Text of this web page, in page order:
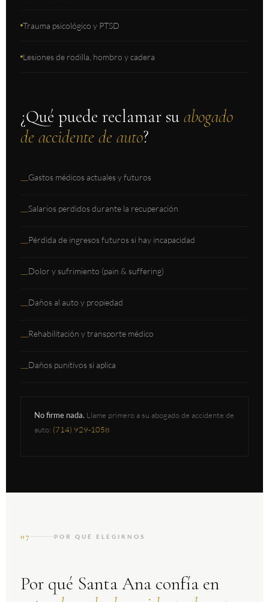
Trauma psicológico y PTSD
Lesiones de rodilla, hombro y cadera
¿Qué puede reclamar su abogado
de accidente de auto?
—Gastos médicos actuales y futuros
—Salarios perdidos durante la recuperación
—Pérdida de ingresos futuros si hay incapacidad
—Dolor y sufrimiento (pain & suffering)
—Daños al auto y propiedad
—Rehabilitación y transporte médico
—Daños punitivos si aplica
No firme nada. Llame primero a su abogado de accidente de
auto: (714) 929-1058
07 POR QUÉ ELEGIRNOS
Por qué Santa Ana confía en